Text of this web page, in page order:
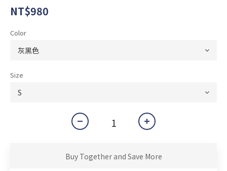
NT$980
Color
Size
Buy Together and Save More